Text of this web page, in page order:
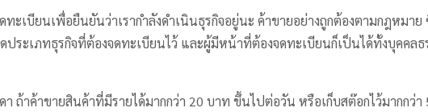
ะเบียนเพื่อยืนยันว่าเรากำลังดำเนินธุรกิจอยู่นะ ค้าขายอย่างถูกต้องตามกฎหมาย
ระเภทธุรกิจที่ต้องจดทะเบียนไว้ และผู้มีหน้าที่ต้องจดทะเบียนก็เป็นได้ทั้งบุคคลธ
า ถ้าค้าขายสินค้าที่มีรายได้มากกว่า 20 บาท ขึ้นไปต่อวัน หรือเก็บสต๊อกไว้มากกว่า